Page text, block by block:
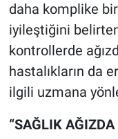
daha komplike
iyileştiğini
kontrollerde
hastalıkların da
ilgili uzmana
“SAĞLIK